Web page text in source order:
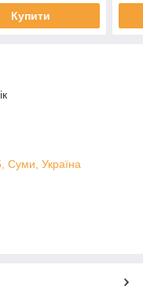
Купити
Суми, Україна